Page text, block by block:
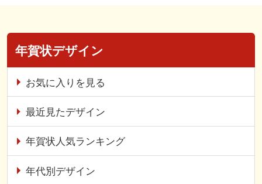
年賀状デザイン
お気に入りを見る
最近見たデザイン
年賀状人気ランキング
年代別デザイン